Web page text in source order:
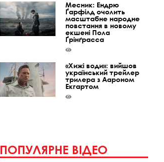
Месник: Ендрю
Ґарфілд очолить
масштабне народне
повстання в новому
екшені Пола
Ґрінґрасса
«Хижі води»: вийшов
український трейлер
трилера з Аароном
Екгартом
ПОПУЛЯРНЕ ВІДЕО